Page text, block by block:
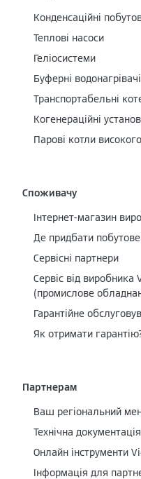
Конденсаційні
Теплові насоси
Геліосистеми
Буферні водонагрівачі
Транспортабельні
Когенераційні
Парові котли
Споживачу
Інтернет-магазин
Де придбати
Сервісні партнери
Cервіс від
(промислове
Гарантійне
Як отримати
Партнерам
Ваш регіональний
Технічна
Онлайн інструменти
Інформація для